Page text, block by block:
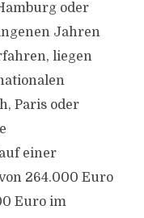
oder
Jahren
liegen
Paris oder
einer
264.000 Euro
Euro im